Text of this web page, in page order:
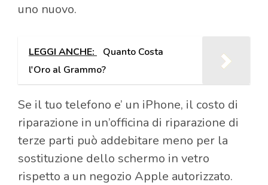
uno nuovo.
LEGGI ANCHE:
Quanto Costa
l'Oro al Grammo?
Se il tuo telefono e’ un iPhone, il costo di
riparazione in un’officina di riparazione di
terze parti può addebitare meno per la
sostituzione dello schermo in vetro
rispetto a un negozio Apple autorizzato.